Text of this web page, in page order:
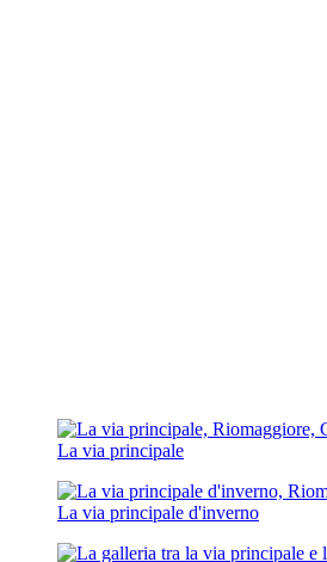
La via principale
La via principale d'inverno